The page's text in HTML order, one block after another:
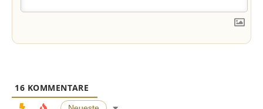
16 KOMMENTARE